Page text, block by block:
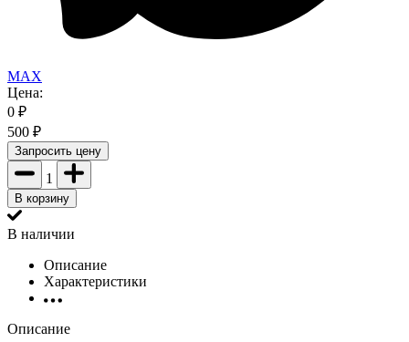
MAX
Цена:
0 ₽
500 ₽
Запросить цену
1
В корзину
В наличии
Описание
Характеристики
Описание